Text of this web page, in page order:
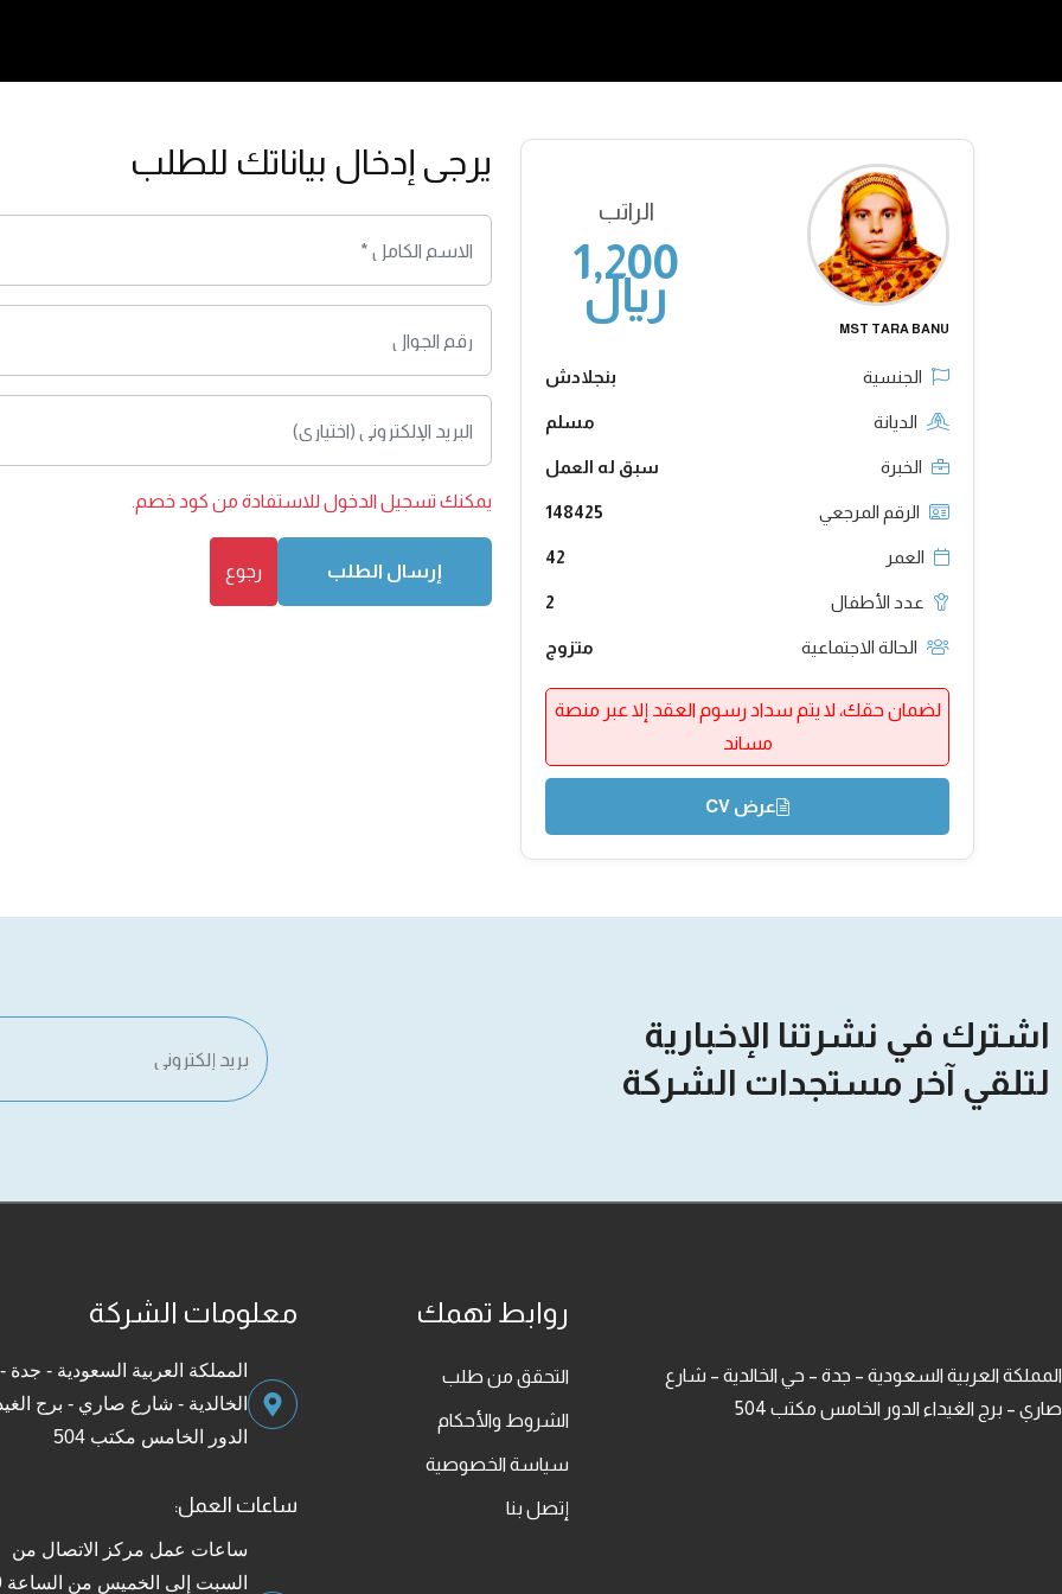
MST TARA BANU
الراتب
1,200
ريال
الجنسية بنجلادش
الديانة مسلم
الخبرة سبق له العمل
الرقم المرجعي 148425
العمر 42
عدد الأطفال 2
الحالة الاجتماعية متزوج
لضمان حقك، لا يتم سداد رسوم العقد إلا عبر منصة
مساند
عرض CV
يرجى إدخال بياناتك للطلب
يمكنك تسجيل الدخولللاستفادة من كود خصم.
إرسال الطلب رجوع
اشترك في نشرتنا الإخبارية
لتلقي آخر مستجدات الشركة
المملكة العربية السعودية – جدة – حي الخالدية – شارع
صاري – برج الغيداء الدور الخامس مكتب 504
روابط تهمك
التحقق من طلب
الشروط والأحكام
سياسة الخصوصية
إتصل بنا
معلومات الشركة
المملكة العربية السعودية -
الخالدية - شارع صاري - برج
الدور الخامس مكتب 504
ساعات العمل:
ساعات عمل مركز الاتصال من